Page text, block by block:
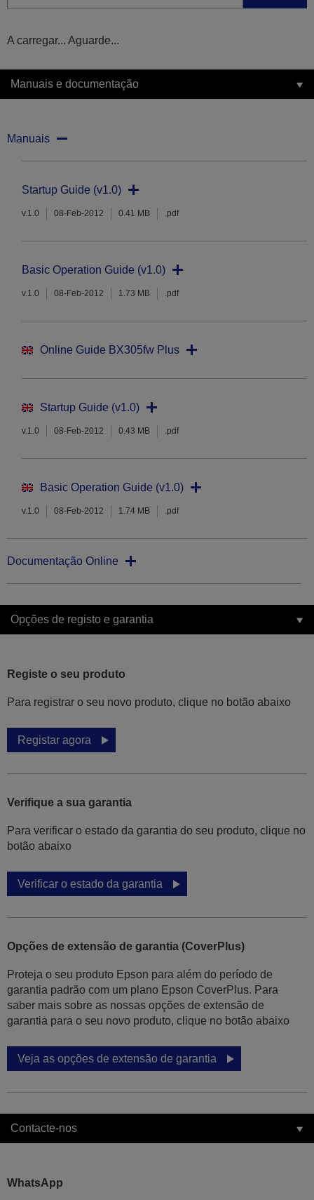
A carregar... Aguarde...
Manuais e documentação
Manuais
Startup Guide (v1.0)
v.1.0 08-Feb-2012 0.41 MB .pdf
Basic Operation Guide (v1.0)
v.1.0 08-Feb-2012 1.73 MB .pdf
Online Guide BX305fw Plus
Startup Guide (v1.0)
v.1.0 08-Feb-2012 0.43 MB .pdf
Basic Operation Guide (v1.0)
v.1.0 08-Feb-2012 1.74 MB .pdf
Documentação Online
Opções de registo e garantia
Registe o seu produto
Para registrar o seu novo produto, clique no botão abaixo
Registar agora
Verifique a sua garantia
Para verificar o estado da garantia do seu produto, clique no
botão abaixo
Verificar o estado da garantia
Opções de extensão de garantia (CoverPlus)
Proteja o seu produto Epson para além do período de
garantia padrão com um plano Epson CoverPlus. Para
saber mais sobre as nossas opções de extensão de
garantia para o seu novo produto, clique no botão abaixo
Veja as opções de extensão de garantia
Contacte-nos
WhatsApp